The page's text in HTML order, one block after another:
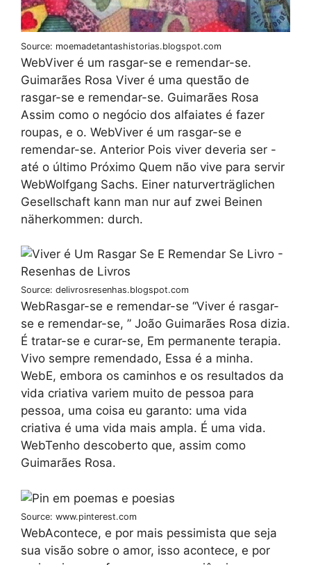
Source: moemadetantashistorias.blogspot.com
WebViver é um rasgar-se e remendar-se.
Guimarães Rosa Viver é uma questão de
rasgar-se e remendar-se. Guimarães Rosa
Assim como o negócio dos alfaiates é fazer
roupas, e o. WebViver é um rasgar-se e
remendar-se. Anterior Pois viver deveria ser -
até o último Próximo Quem não vive para servir
WebWolfgang Sachs. Einer naturverträglichen
Gesellschaft kann man nur auf zwei Beinen
näherkommen: durch.
Source: delivrosresenhas.blogspot.com
WebRasgar-se e remendar-se “Viver é rasgar-
se e remendar-se, ” João Guimarães Rosa dizia.
É tratar-se e curar-se, Em permanente terapia.
Vivo sempre remendado, Essa é a minha.
WebE, embora os caminhos e os resultados da
vida criativa variem muito de pessoa para
pessoa, uma coisa eu garanto: uma vida
criativa é uma vida mais ampla. É uma vida.
WebTenho descoberto que, assim como
Guimarães Rosa.
Source: www.pinterest.com
WebAcontece, e por mais pessimista que seja
sua visão sobre o amor, isso acontece, e por